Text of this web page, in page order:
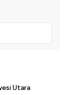
Utara